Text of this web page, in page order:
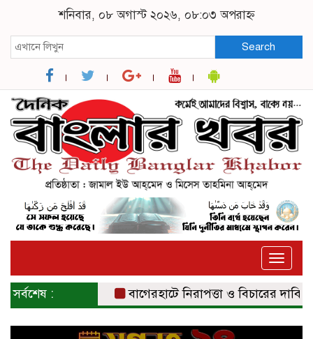
শনিবার, ০৮ অগাস্ট ২০২৬, ০৮:০৩ অপরাহ্ন
Search
Toggle
সর্বশেষ : বাগেরহাটে নিরাপত্তা ও বিচারের দাবিতে